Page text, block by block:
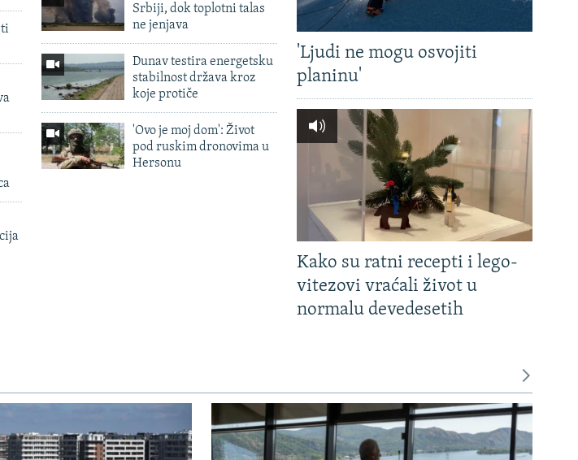
Srbiji, dok toplotni talas
ne jenjava
Dunav testira energetsku
stabilnost država kroz
koje protiče
'Ovo je moj dom': Život
pod ruskim dronovima u
Hersonu
'Ljudi ne mogu osvojiti
planinu'
Kako su ratni recepti i lego-
vitezovi vraćali život u
normalu devedesetih